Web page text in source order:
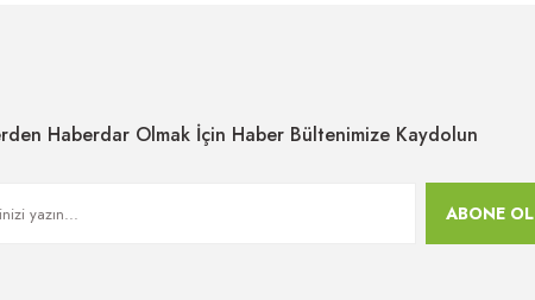
Haberdar Olmak İçin Haber Bültenimize Kaydolun
ABONE OL